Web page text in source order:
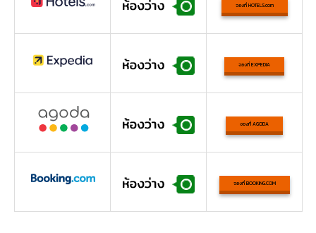
จองที่ HOTELS.com
จองที่ EXPEDIA
จองที่ AGODA
จองที่ BOOKING.COM